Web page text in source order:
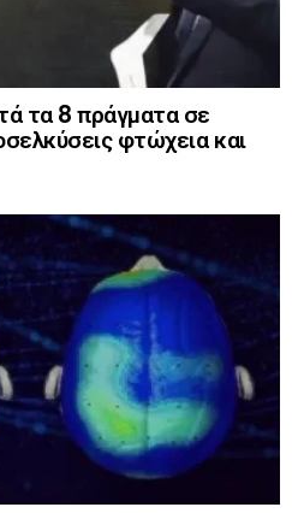
τα 8 πράγματα σε
φτώχεια και